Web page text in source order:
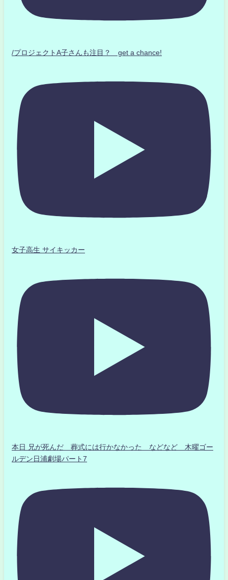
/プロジェクトA子さんも注目？ get a chance!
女子高生 サイキッカー
本日 兄が死んだ 葬式には行かなかった などなど 木曜ゴー
ルデン日浦劇場パート7